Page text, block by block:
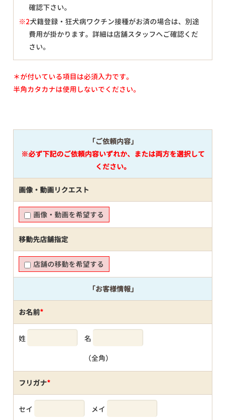
確認下さい。
※2犬籍登録・狂犬病ワクチン接種がお済の場合は、別途
費用が掛かります。詳細は店舗スタッフへご確認くだ
さい。
＊が付いている項目は必須入力です。
半角カタカナは使用しないでください。
「ご依頼内容」
※必ず下記のご依頼内容いずれか、または両方を選択して
ください。
画像・動画リクエスト
画像・動画を希望する
移動先店舗指定
店舗の移動を希望する
「お客様情報」
お名前*
姓 名
（全角）
フリガナ*
セイ メイ